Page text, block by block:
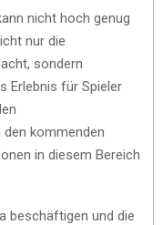
nicht hoch genug
nur die
sondern
Erlebnis für Spieler
kommenden
in diesem Bereich
beschäftigen und die